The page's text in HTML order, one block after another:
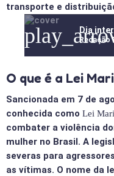
transporte e
Redação
O que é a Lei
Sancionada em 7 de
conhecida como Lei
combater a violência
mulher no Brasil. A
severas para
as vítimas. O nome da